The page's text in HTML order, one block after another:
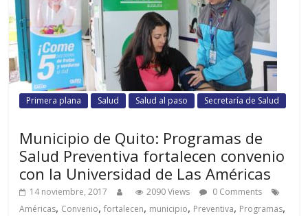
Primera plana Salud Salud al paso Secretaría de Salud
Municipio de Quito: Programas de
Salud Preventiva fortalecen convenio
con la Universidad de Las Américas
14 noviembre, 2017 2090 Views
0 Comments
Américas, Convenio,fortalecen, municipio, Preventiva, Programas,